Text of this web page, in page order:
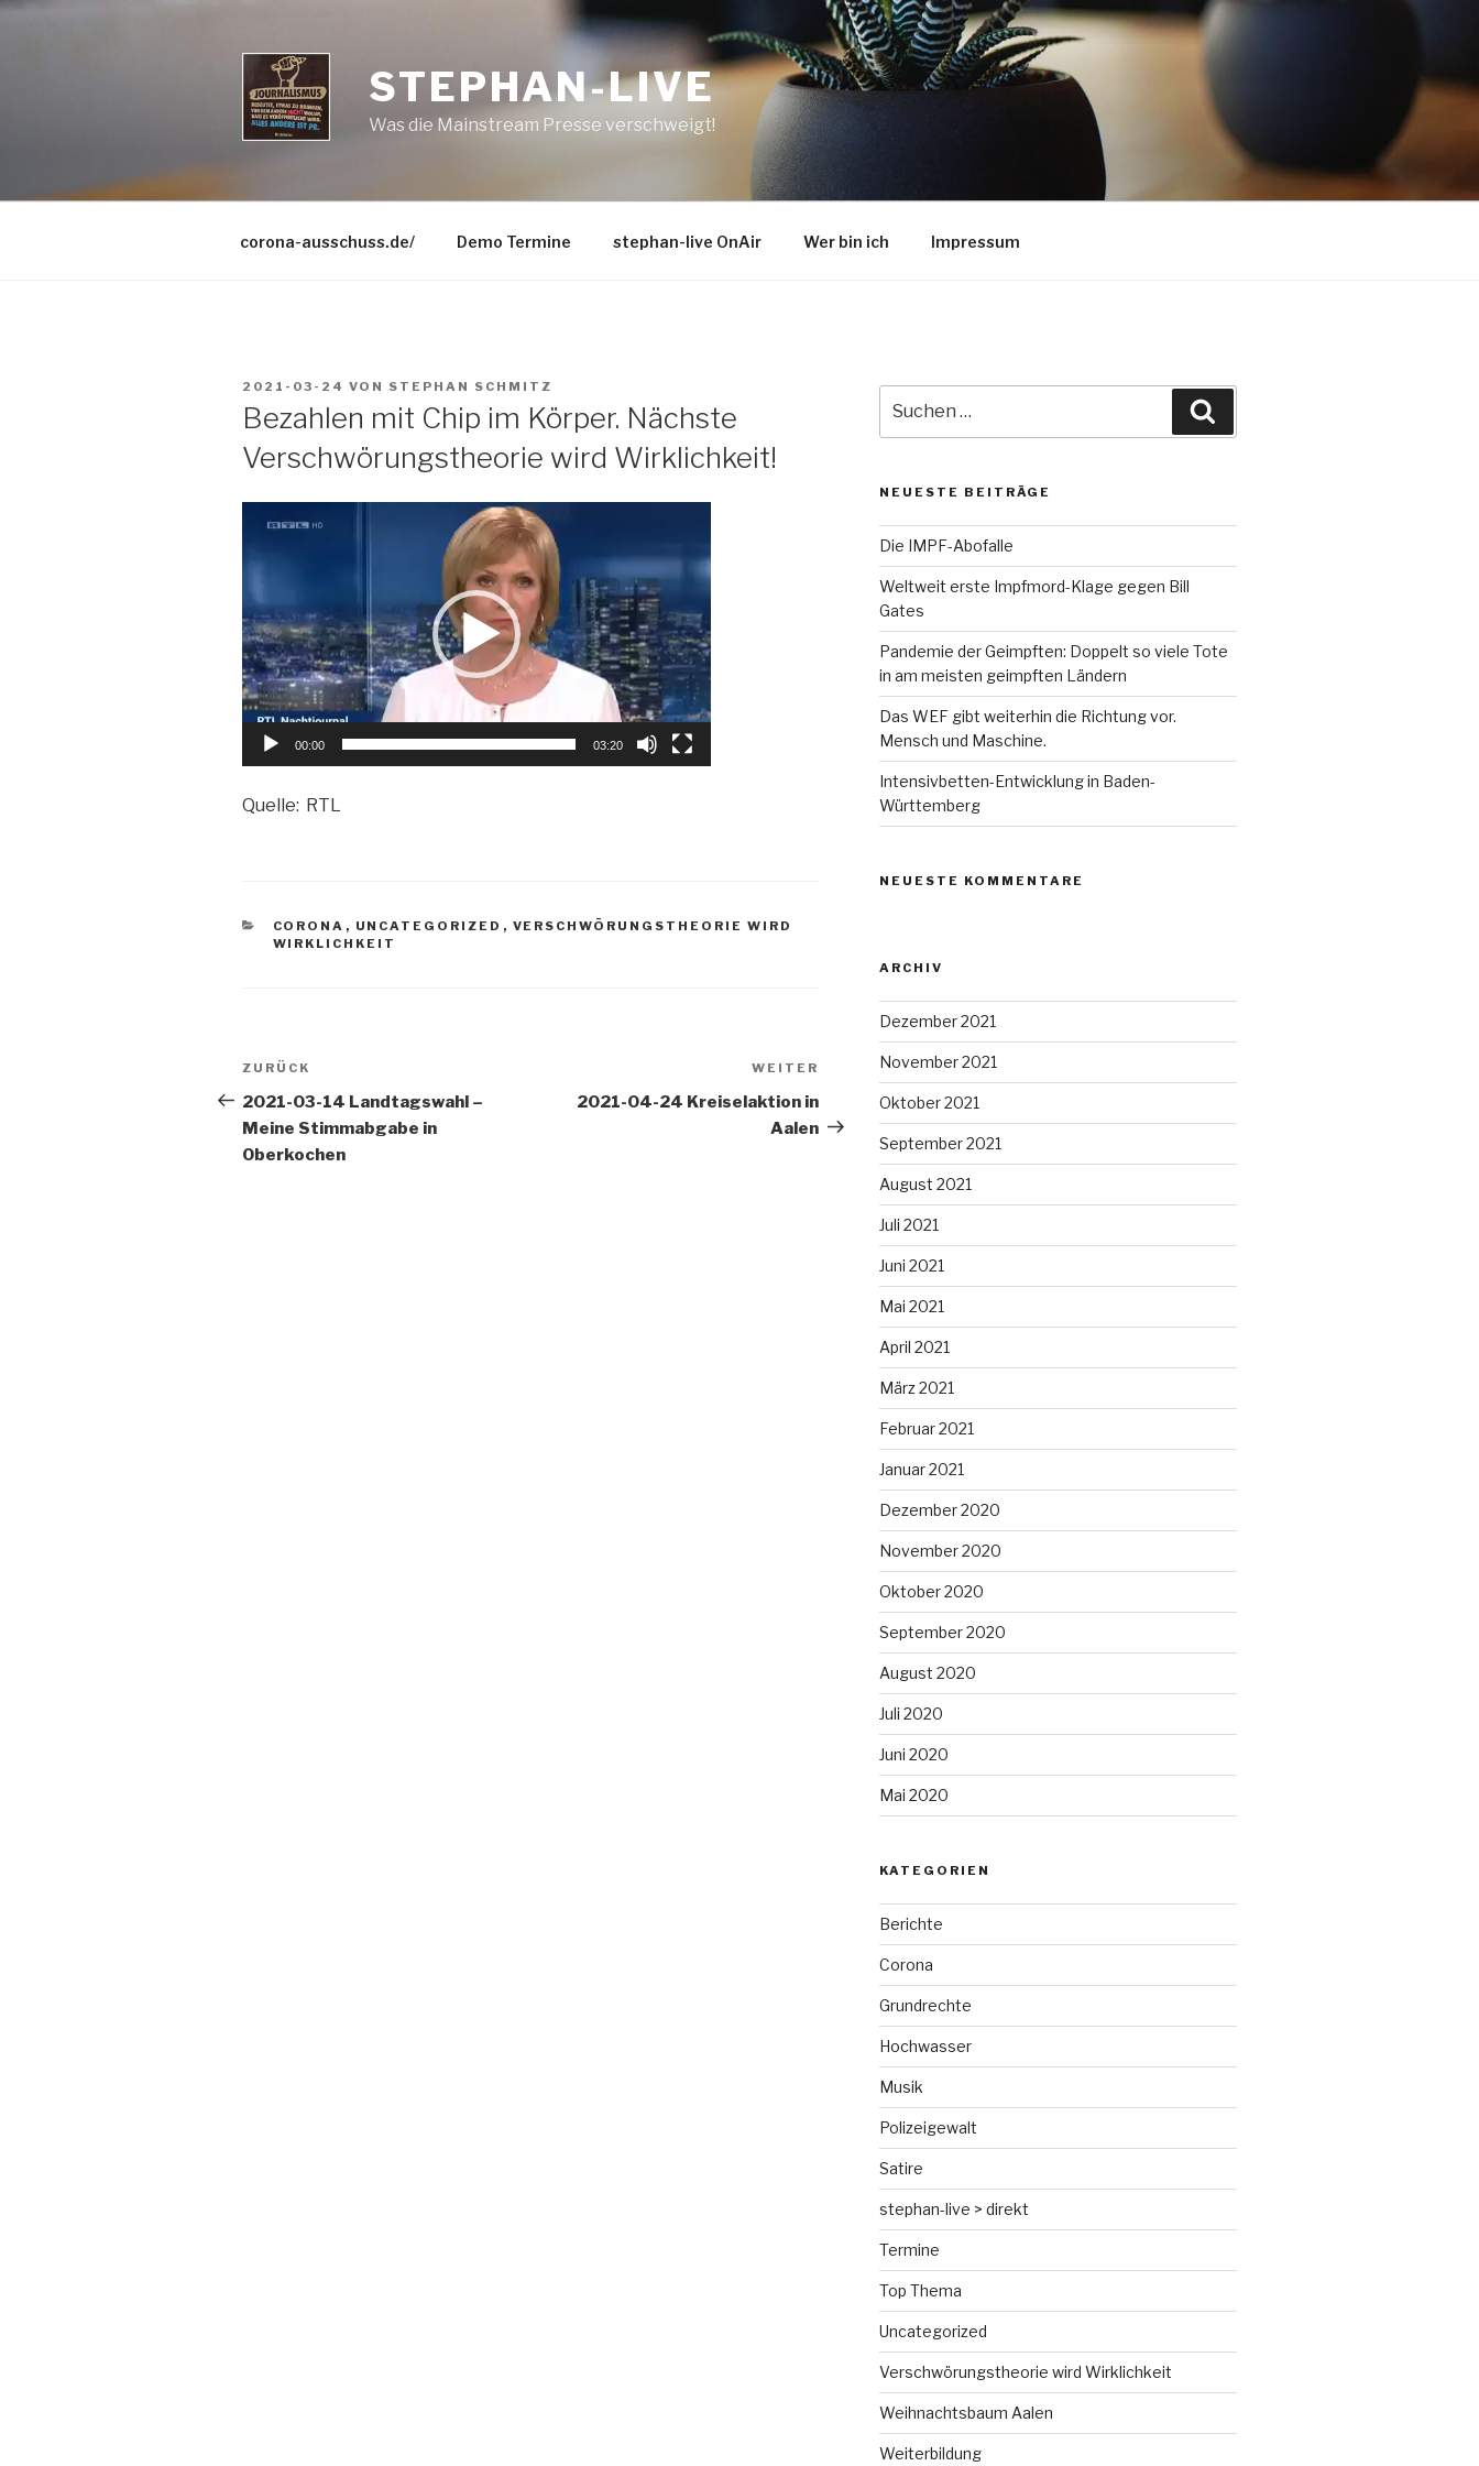
Zum
STEPHAN-LIVE
Was die Mainstream Presse verschweigt!
corona-ausschuss.de/ Demo Termine stephan-live OnAir Wer bin ich Impressum
VERÖFFENTLICHT
2021-03-24 VON STEPHAN SCHMITZ
Bezahlen mit Chip im Körper. Nächste
Verschwörungstheorie wird Wirklichkeit!
00:00 03:20
Quelle: RTL
KATEGORIEN
CORONA , UNCATEGORIZED , VERSCHWÖRUNGSTHEORIE WIRD
WIRKLICHKEIT
Beitragsnavigation
Vorheriger
Beitrag
ZURÜCK
2021-03-14 Landtagswahl –
Meine Stimmabgabe in
Oberkochen
Nächster
Beitrag
WEITER
2021-04-24 Kreiselaktion in
Aalen
nach:
NEUESTE BEITRÄGE
Die IMPF-Abofalle
Weltweit erste Impfmord-Klage gegen Bill
Gates
Pandemie der Geimpften: Doppelt so viele Tote
in am meisten geimpften Ländern
Das WEF gibt weiterhin die Richtung vor.
Mensch und Maschine.
Intensivbetten-Entwicklung in Baden-
Württemberg
NEUESTE KOMMENTARE
ARCHIV
Dezember 2021
November 2021
Oktober 2021
September 2021
August 2021
Juli 2021
Juni 2021
Mai 2021
April 2021
März 2021
Februar 2021
Januar 2021
Dezember 2020
November 2020
Oktober 2020
September 2020
August 2020
Juli 2020
Juni 2020
Mai 2020
KATEGORIEN
Berichte
Corona
Grundrechte
Hochwasser
Musik
Polizeigewalt
Satire
stephan-live > direkt
Termine
Top Thema
Uncategorized
Verschwörungstheorie wird Wirklichkeit
Weihnachtsbaum Aalen
Weiterbildung